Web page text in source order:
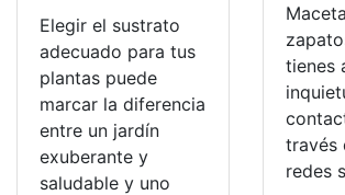
Elegir el sustrato
adecuado para tus
plantas puede
marcar la diferencia
entre un jardín
exuberante y
saludable y uno
tienes
través
redes